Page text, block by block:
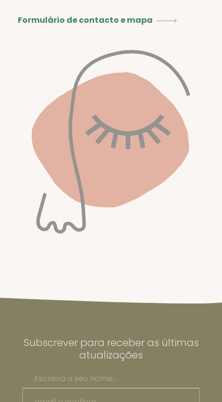
Formulário de contacto e mapa
Subscrever para receber as últimas
atualizações